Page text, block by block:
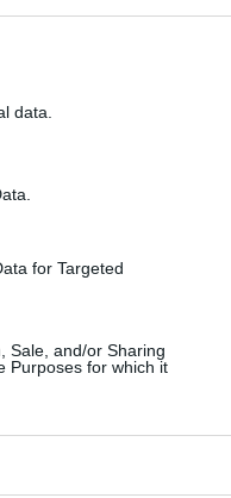
data.
for Targeted
Sale, and/or Sharing
Purposes for which it
ja